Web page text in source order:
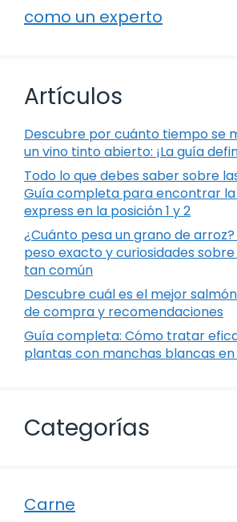
como un experto
Artículos
Descubre por cuánto tiempo se
un vino tinto abierto: ¡La guía
Todo lo que debes saber sobre
Guía completa para encontrar
express en la posición 1 y 2
¿Cuánto pesa un grano de
peso exacto y curiosidades
tan común
Descubre cuál es el mejor
de compra y recomendaciones
Guía completa: Cómo tratar
plantas con manchas blancas
Categorías
Carne